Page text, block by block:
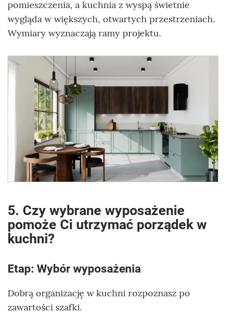
pomieszczenia, a kuchnia z wyspą świetnie
wygląda w większych, otwartych przestrzeniach.
Wymiary wyznaczają ramy projektu.
5. Czy wybrane wyposażenie
pomoże Ci utrzymać porządek w
kuchni?
Etap: Wybór wyposażenia
Dobrą organizację w kuchni rozpoznasz po
zawartości szafki.